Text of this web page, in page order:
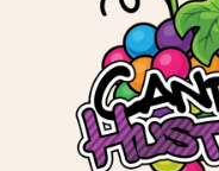
Neem contact op
Winkel op